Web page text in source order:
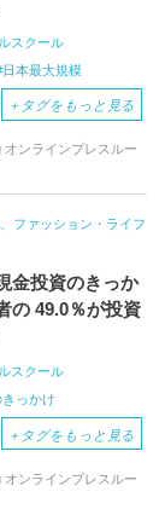
スクール
日本最大規模
生の満足度
クレジットカード
ト運用
株式投資
＋ タグをもっと見る
オンラインプレスルー
ファッション・ライフ
金投資のきっか
49.0％が投資
スクール
っかけ
ポイ活
GFS
＋ タグをもっと見る
オンラインプレスルー